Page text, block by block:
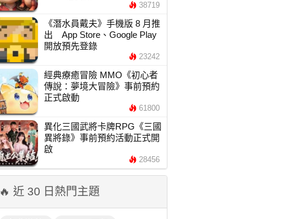
38719
《潛水員戴夫》手機版 8 月推
出 App Store、Google Play
開放預先登錄
23242
經典療癒冒險 MMO《初心者
傳說：夢境大冒險》事前預約
正式啟動
61800
異化三國武將卡牌RPG《三國
異將錄》事前預約活動正式開
啟
28456
🔥 近 30 日熱門主題